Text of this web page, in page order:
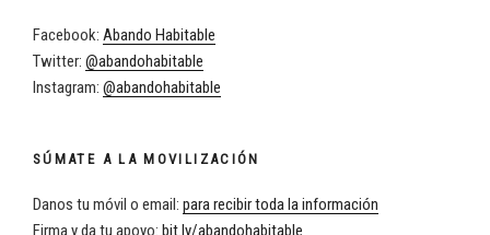
Facebook: Abando Habitable
Twitter: @abandohabitable
Instagram: @abandohabitable
SÚMATE A LA MOVILIZACIÓN
Danos tu móvil o email: para recibir toda la información
Firma y da tu apoyo: bit.ly/abandohabitable